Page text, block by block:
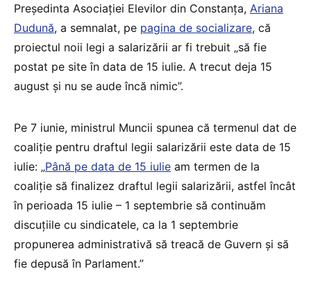
Președinta Asociației Elevilor din Constanța, Ariana
Dudună, a semnalat, pe pagina de socializare, că
proiectul noii legi a salarizării ar fi trebuit „să fie
postat pe site în data de 15 iulie. A trecut deja 15
august și nu se aude încă nimic”.
Pe 7 iunie, ministrul Muncii spunea că termenul dat de
coaliție pentru draftul legii salarizării este data de 15
iulie: „Până pe data de 15 iulie am termen de la
coaliție să finalizez draftul legii salarizării, astfel încât
în perioada 15 iulie – 1 septembrie să continuăm
discuțiile cu sindicatele, ca la 1 septembrie
propunerea administrativă să treacă de Guvern și să
fie depusă în Parlament.”